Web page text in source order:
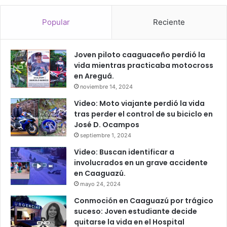
Popular Reciente
Joven piloto caaguaceño perdió la
vida mientras practicaba motocross
en Areguá.
noviembre 14, 2024
Video: Moto viajante perdió la vida
tras perder el control de su biciclo en
José D. Ocampos
septiembre 1, 2024
Video: Buscan identificar a
involucrados en un grave accidente
en Caaguazú.
mayo 24, 2024
Conmoción en Caaguazú por trágico
suceso: Joven estudiante decide
quitarse la vida en el Hospital